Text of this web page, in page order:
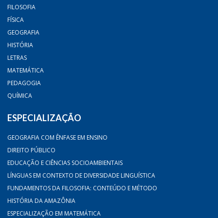
FILOSOFIA
FÍSICA
GEOGRAFIA
HISTÓRIA
LETRAS
MATEMÁTICA
PEDAGOGIA
QUÍMICA
ESPECIALIZAÇÃO
GEOGRAFIA COM ÊNFASE EM ENSINO
DIREITO PÚBLICO
EDUCAÇÃO E CIÊNCIAS SOCIOAMBIENTAIS
LÍNGUAS EM CONTEXTO DE DIVERSIDADE LINGUÍSTICA
FUNDAMENTOS DA FILOSOFIA: CONTEÚDO E MÉTODO
HISTÓRIA DA AMAZÔNIA
ESPECIALIZAÇÃO EM MATEMÁTICA